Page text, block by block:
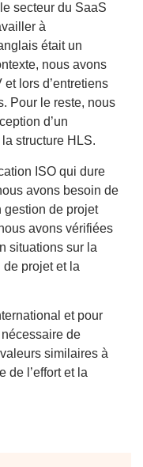
secteur du SaaS
à
était un
nous avons
lors d’entretiens
Pour le reste, nous
d’un
structure HLS.
ISO qui dure
avons besoin de
gestion de projet
avons vérifiées
situations sur la
de projet et la
et pour
de
similaires à
de l’effort et la